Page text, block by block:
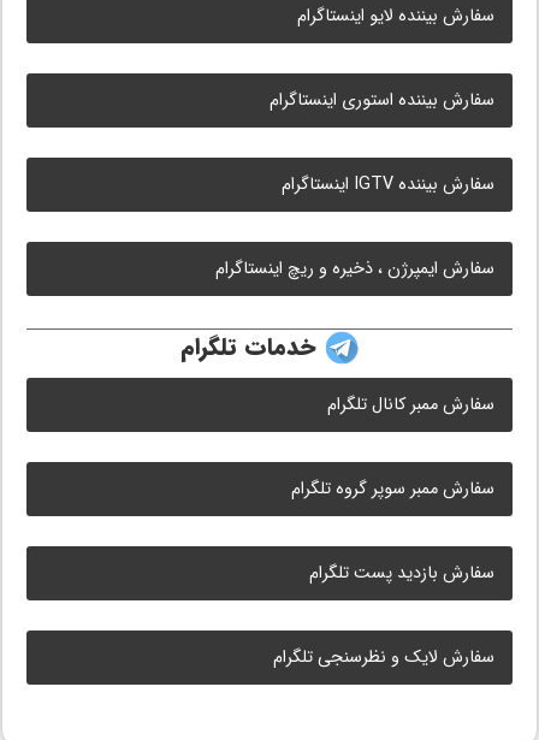
سفارش بیننده لایو اینستاگرام
سفارش بیننده استوری اینستاگرام
سفارش بیننده IGTV اینستاگرام
سفارش ایمپرژن ، ذخیره و ریچ اینستاگرام
خدمات تلگرام
سفارش ممبر کانال تلگرام
سفارش ممبر سوپر گروه تلگرام
سفارش بازدید پست تلگرام
سفارش لایک و نظرسنجی تلگرام